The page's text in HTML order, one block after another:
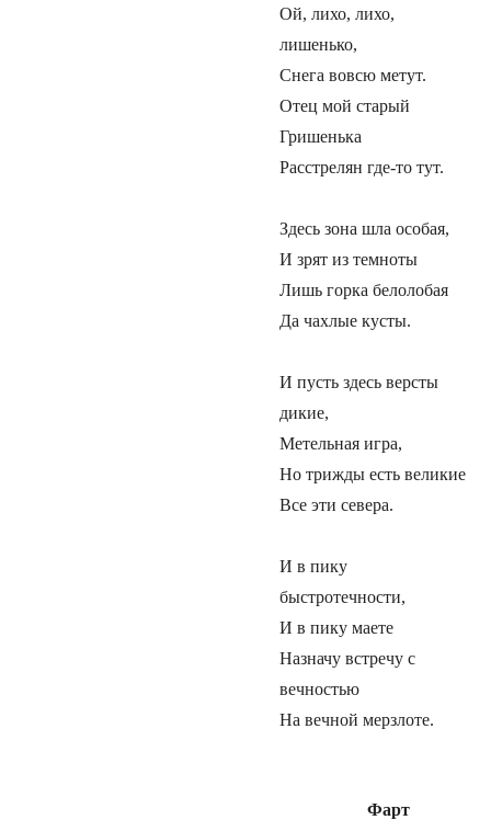
Ой, лихо, лихо,
лишенько,
Снега вовсю метут.
Отец мой старый
Гришенька
Расстрелян где-то тут.
Здесь зона шла особая,
И зрят из темноты
Лишь горка белолобая
Да чахлые кусты.
И пусть здесь версты
дикие,
Метельная игра,
Но трижды есть великие
Все эти севера.
И в пику
быстротечности,
И в пику маете
Назначу встречу с
вечностью
На вечной мерзлоте.
Фарт